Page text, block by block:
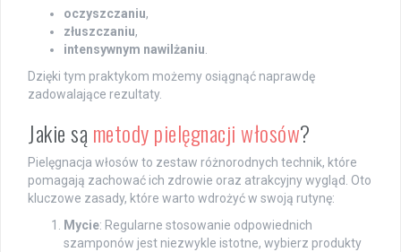
oczyszczaniu,
złuszczaniu,
intensywnym nawilżaniu
Dzięki tym praktykom możemy osiągnąć naprawdę
zadowalające rezultaty.
Jakie są metody pielęgnacji włosów?
Pielęgnacja włosów to zestaw różnorodnych technik, które
pomagają zachować ich zdrowie oraz atrakcyjny wygląd. Oto
kluczowe zasady, które warto wdrożyć w swoją rutynę:
Mycie: Regularne stosowanie odpowiednich
szamponów jest niezwykle istotne, wybierz produkty